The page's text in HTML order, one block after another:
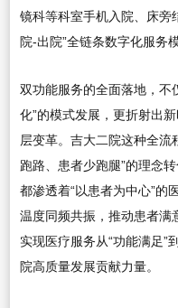
镜科等科室手机入院、床旁
院-出院”全链条数字化服务模
双功能服务的全面落地，不
化”的模式发展，更折射出
层变革。吉大二院这种全流
跑路、患者少跑腿”的理念
都渗透着“以患者为中心”的
温度同频共振，推动患者满
实现医疗服务从“功能满足”
院高质量发展贡献力量。